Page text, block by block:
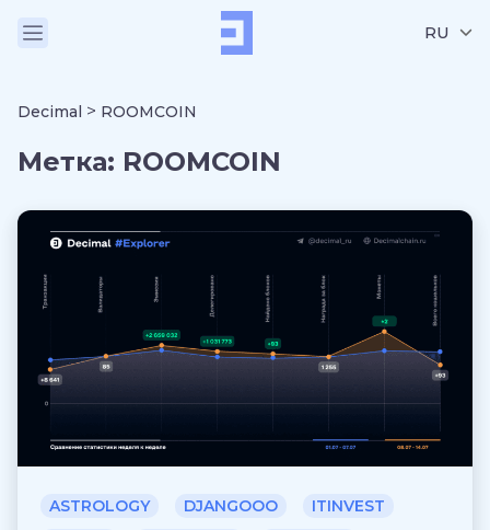
RU
Decimal > ROOMCOIN
Метка: ROOMCOIN
ASTROLOGY DJANGOOO
ITINVEST